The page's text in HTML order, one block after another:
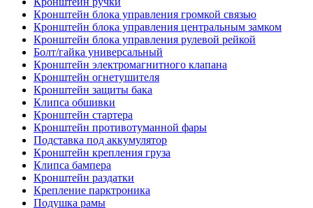
Кронштейн блока управления громкой связью
Кронштейн блока управления центральным замком
Кронштейн блока управления рулевой рейкой
Болт/гайка универсальный
Кронштейн электромагнитного клапана
Кронштейн огнетушителя
Кронштейн защиты бака
Клипса обшивки
Кронштейн стартера
Кронштейн противотуманной фары
Подставка под аккумулятор
Кронштейн крепления груза
Клипса бампера
Кронштейн раздатки
Крепление парктроника
Подушка рамы